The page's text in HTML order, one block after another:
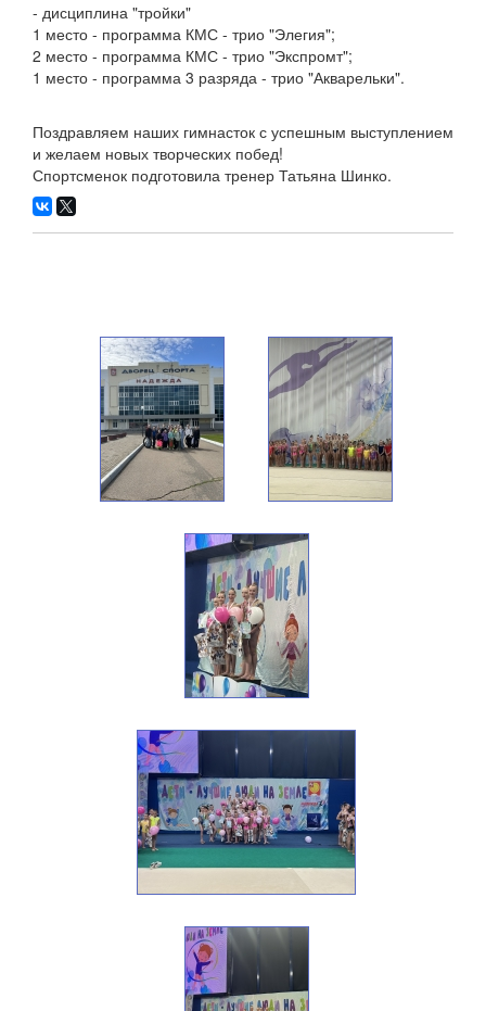
- дисциплина "тройки"
1 место - программа КМС - трио "Элегия";
2 место - программа КМС - трио "Экспромт";
1 место - программа 3 разряда - трио "Акварельки".
Поздравляем наших гимнасток с успешным выступлением
и желаем новых творческих побед!
Спортсменок подготовила тренер Татьяна Шинко.